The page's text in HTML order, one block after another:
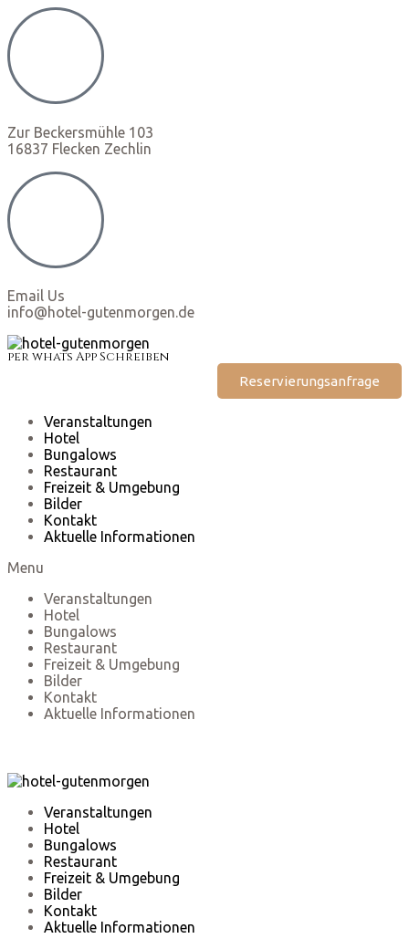
Zur Beckersmühle 103
16837 Flecken Zechlin
Email Us
info@hotel-gutenmorgen.de
per whats App Schreiben
Reservierungsanfrage
Veranstaltungen
Hotel
Bungalows
Restaurant
Freizeit & Umgebung
Bilder
Kontakt
Aktuelle Informationen
Menu
Veranstaltungen
Hotel
Bungalows
Restaurant
Freizeit & Umgebung
Bilder
Kontakt
Aktuelle Informationen
Veranstaltungen
Hotel
Bungalows
Restaurant
Freizeit & Umgebung
Bilder
Kontakt
Aktuelle Informationen